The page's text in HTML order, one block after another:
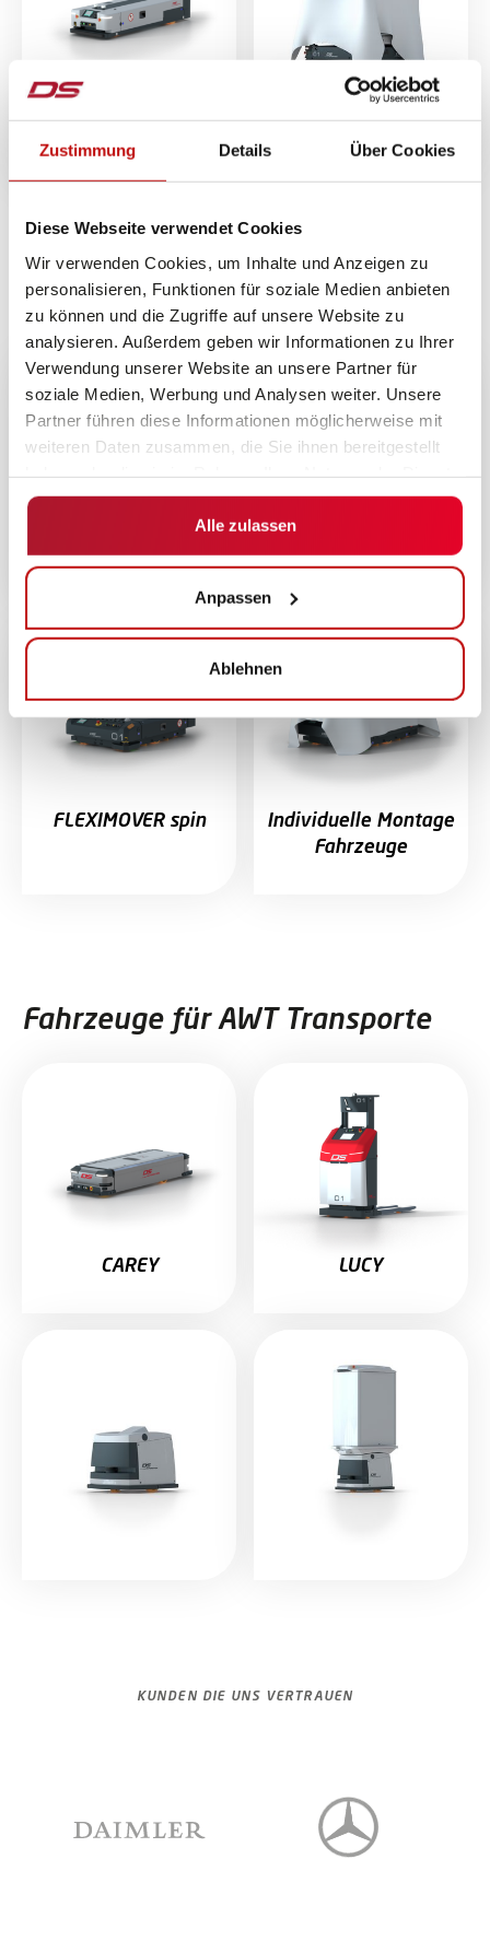
Zustimmung Details Über Cookies
Diese Webseite verwendet Cookies
Wir verwenden Cookies, um Inhalte und Anzeigen zu
personalisieren, Funktionen für soziale Medien anbieten
zu können und die Zugriffe auf unsere Website zu
analysieren. Außerdem geben wir Informationen zu Ihrer
Verwendung unserer Website an unsere Partner für
soziale Medien, Werbung und Analysen weiter. Unsere
Partner führen diese Informationen möglicherweise mit
weiteren Daten zusammen, die Sie ihnen bereitgestellt
gesammelt haben.
Alle zulassen
Anpassen
Ablehnen
Individuelle Transport
Fahrzeuge für Montagelösungen
CHASSISMOVER FLEXIMOVER trike
FLEXIMOVER spin
Individuelle Montage
Fahrzeuge
Fahrzeuge für AWT Transporte
CAREY LUCY
KUNDEN DIE UNS VERTRAUEN